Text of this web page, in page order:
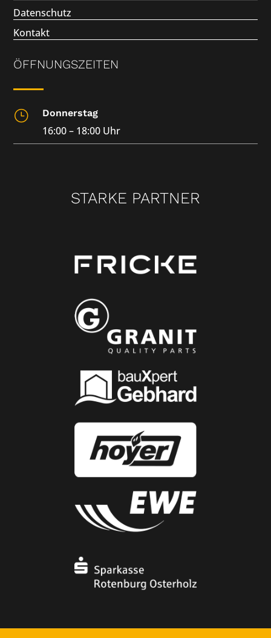
Datenschutz
Kontakt
ÖFFNUNGSZEITEN
} Donnerstag
16:00 – 18:00 Uhr
STARKE PARTNER